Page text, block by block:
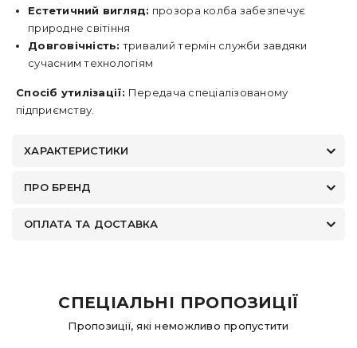
Естетичний вигляд: прозора колба забезпечує
природне світіння
Довговічність: тривалий термін служби завдяки
сучасним технологіям
Спосіб утилізації: Передача спеціалізованому
підприємству.
ХАРАКТЕРИСТИКИ
ПРО БРЕНД
ОПЛАТА ТА ДОСТАВКА
СПЕЦІАЛЬНІ ПРОПОЗИЦІЇ
Пропозиції, які неможливо пропустити